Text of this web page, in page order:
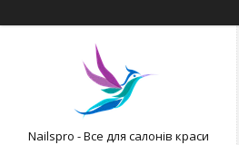
Nailspro - Все для салонів краси